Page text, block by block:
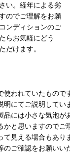
い。経年による劣
のでご理解をお願
ンディションのご
らお気軽にどう
だけます。
われていたもの
にてご説明して
には小さな気泡が
と思いますのでご
見える場合もあ
ご確認をお願い